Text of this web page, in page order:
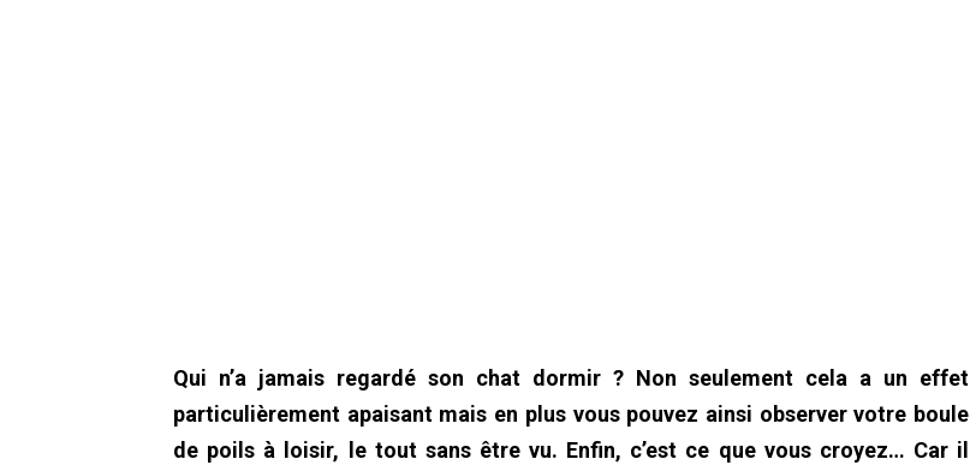
Qui n’a jamais regardé son chat dormir ? Non seulement cela a un effet
particulièrement apaisant mais en plus vous pouvez ainsi observer votre boule
de poils à loisir, le tout sans être vu. Enfin, c’est ce que vous croyez… Car il